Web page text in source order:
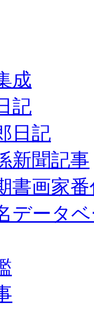
成
記
日記
新聞記事
書画家
データ